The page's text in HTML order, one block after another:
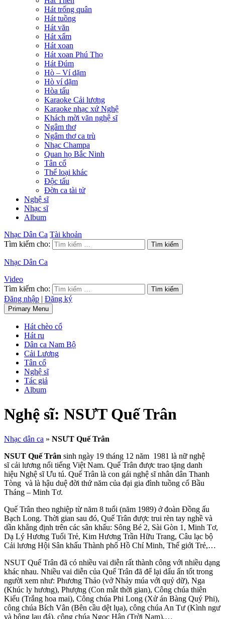
Hát trống quân
Hát tuồng
Hát văn
Hát xẩm
Hát xoan
Hát xoan Phú Thọ
Hát Đúm
Hò – Ví dặm
Hò ví dặm
Hòa tấu
Karaoke Cải lương
Karaoke nhạc xứ Nghệ
Khách mời văn nghệ sĩ
Ngâm thơ
Ngâm thơ ca trù
Nhạc Champa
Quan họ Bắc Ninh
Tân cổ
Thể loại khác
Độc tấu
Đờn ca tài tử
Nghệ sĩ
Nhạc sĩ
Album
Nhạc Dân Ca Tài khoản
Tìm kiếm cho:
Nhạc Dân Ca
Video
Tìm kiếm cho:
Đăng nhập | Đăng ký
Primary Menu
Hát chèo cổ
Hát ru
Dân ca Nam Bộ
Cải Lương
Tân cổ
Nghệ sĩ
Tác giả
Album
Nghệ sĩ: NSƯT Quế Trân
Nhạc dân ca » NSƯT Quế Trân
NSUT Quế Trân sinh ngày 19 tháng 12 năm 1981 là nữ nghệ
sĩ cải lương nổi tiếng Việt Nam. Quế Trân được trao tặng danh
hiệu Nghệ sĩ Ưu tú. Quế Trân là con gái nghệ sĩ nhân dân Thanh
Tòng và là hậu duệ đời thứ năm của đại gia đình tuồng cổ Bầu
Tháng – Minh Tơ.
Quế Trân theo nghiệp từ năm 8 tuổi (năm 1989) ở đoàn Đồng ấu
Bạch Long. Thời gian sau đó, Quế Trân được trui rèn tay nghề và
dần khẳng định trên các sân khấu: Sông Bé 2, Sài Gòn 1, Minh Tơ,
Dạ Lý Hương Tuổi Trẻ, Kim Hương Trần Hữu Trang, Câu lạc bộ
Cải lương Hội Sân khấu Thành phố Hồ Chí Minh, Thế giới Trẻ,…
NSUT Quế Trân đã có nhiều vai diễn rất thành công với nhiều dạng
khác nhau. Nhiều vai diễn của Quế Trân đã để lại dấu ấn tốt trong
người xem như: Phương Thảo (vở Nhảy múa với quỷ dữ), Nga
(Khúc ly hương), Phượng (Con mắt thời gian), Công chúa thiên
Kiểu (Trắng hoa mai), Công chúa Phi Long (Xử án Bàng Quý Phi),
công chúa Bích Vân (Bên cầu dệt lụa), công chúa An Tư (Kình ngư
và bông lau đá), công chúa Ngọc Hân (Trời Nam),…